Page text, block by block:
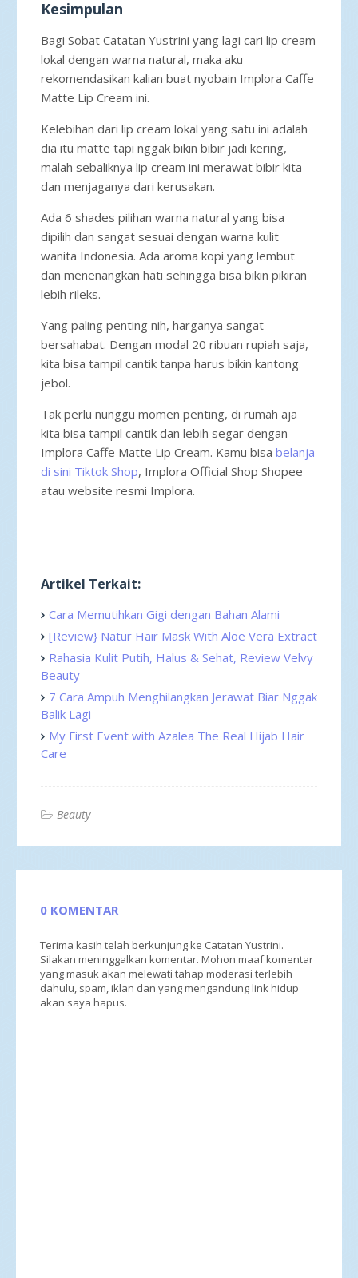
Kesimpulan
Bagi Sobat Catatan Yustrini yang lagi cari lip cream
lokal dengan warna natural, maka aku
rekomendasikan kalian buat nyobain Implora Caffe
Matte Lip Cream ini.
Kelebihan dari lip cream lokal yang satu ini adalah
dia itu matte tapi nggak bikin bibir jadi kering,
malah sebaliknya lip cream ini merawat bibir kita
dan menjaganya dari kerusakan.
Ada 6 shades pilihan warna natural yang bisa
dipilih dan sangat sesuai dengan warna kulit
wanita Indonesia. Ada aroma kopi yang lembut
dan menenangkan hati sehingga bisa bikin pikiran
lebih rileks.
Yang paling penting nih, harganya sangat
bersahabat. Dengan modal 20 ribuan rupiah saja,
kita bisa tampil cantik tanpa harus bikin kantong
jebol.
Tak perlu nunggu momen penting, di rumah aja
kita bisa tampil cantik dan lebih segar dengan
Implora Caffe Matte Lip Cream. Kamu bisa belanja
di sini Tiktok Shop, Implora Official Shop Shopee
atau website resmi Implora.
Artikel Terkait:
Cara Memutihkan Gigi dengan Bahan Alami
[Review} Natur Hair Mask With Aloe Vera Extract
Rahasia Kulit Putih, Halus & Sehat, Review Velvy
Beauty
7 Cara Ampuh Menghilangkan Jerawat Biar Nggak
Balik Lagi
My First Event with Azalea The Real Hijab Hair
Care
Beauty
0 KOMENTAR
Terima kasih telah berkunjung ke Catatan Yustrini.
Silakan meninggalkan komentar. Mohon maaf komentar
yang masuk akan melewati tahap moderasi terlebih
dahulu, spam, iklan dan yang mengandung link hidup
akan saya hapus.